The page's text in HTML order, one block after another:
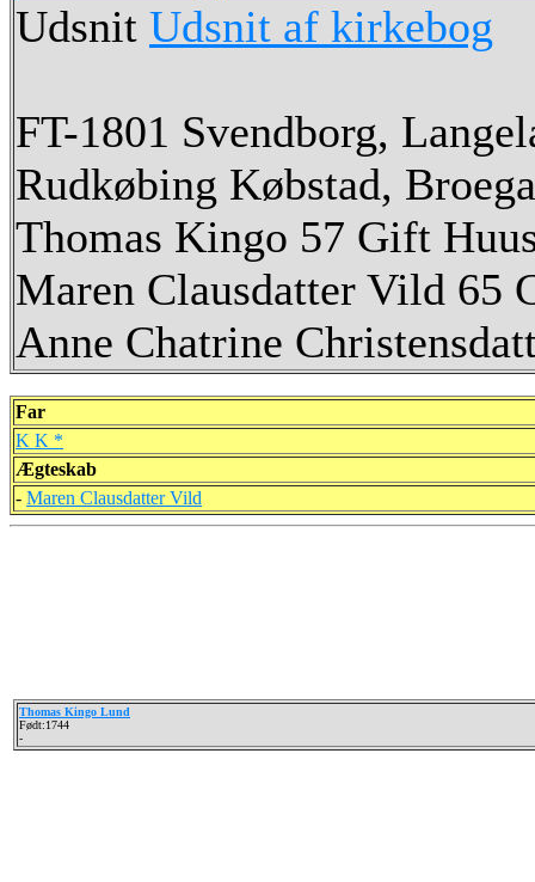
Udsnit Udsnit af kirkebog
FT-1801 Svendborg,
Rudkøbing Købstad,
Thomas Kingo 57 Gift
Maren Clausdatter Vild 65
Anne Chatrine
Far
K K *
Ægteskab
- Maren Clausdatter Vild
Thomas Kingo Lund
Født:1744
-